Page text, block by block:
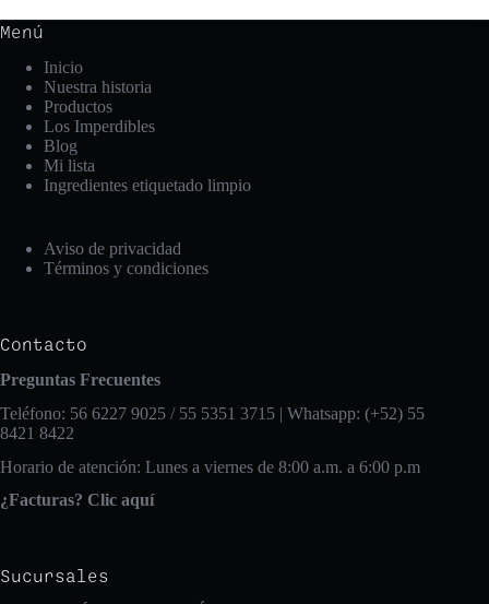
Menú
Inicio
Nuestra historia
Productos
Los Imperdibles
Blog
Mi lista
Ingredientes etiquetado limpio
Aviso de privacidad
Términos y condiciones
Contacto
Preguntas Frecuentes
Teléfono: 56 6227 9025 / 55 5351 3715 | Whatsapp: (+52) 55
8421 8422
Horario de atención: Lunes a viernes de 8:00 a.m. a 6:00 p.m
¿Facturas? Clic aquí
Sucursales